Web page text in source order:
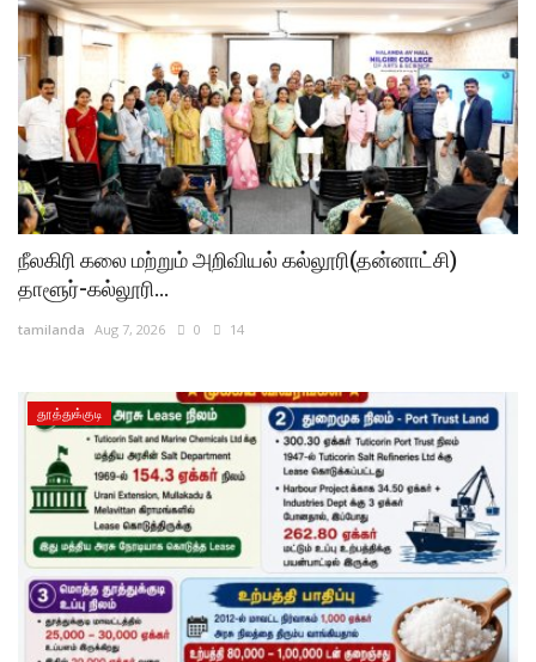
நீலகிரி கலை மற்றும் அறிவியல் கல்லூரி(தன்னாட்சி)
தாளூர்-கல்லூரி...
tamilanda Aug 7, 2026 0 14
தூத்துக்குடி